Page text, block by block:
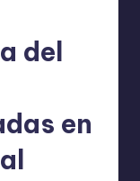
del
en